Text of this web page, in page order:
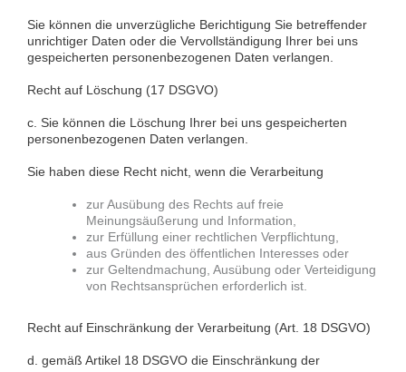
Sie können die unverzügliche Berichtigung Sie betreffender
unrichtiger Daten oder die Vervollständigung Ihrer bei uns
gespeicherten personenbezogenen Daten verlangen.
Recht auf Löschung (17 DSGVO)
c. Sie können die Löschung Ihrer bei uns gespeicherten
personenbezogenen Daten verlangen.
Sie haben diese Recht nicht, wenn die Verarbeitung
zur Ausübung des Rechts auf freie
Meinungsäußerung und Information,
zur Erfüllung einer rechtlichen Verpflichtung,
aus Gründen des öffentlichen Interesses oder
zur Geltendmachung, Ausübung oder Verteidigung
von Rechtsansprüchen erforderlich ist.
Recht auf Einschränkung der Verarbeitung (Art. 18 DSGVO)
d. gemäß Artikel 18 DSGVO die Einschränkung der